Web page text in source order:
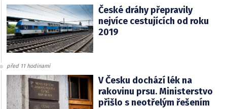
České dráhy přepravily
nejvíce cestujících od roku
2019
před 11 hodinami
V Česku dochází lék na
rakovinu prsu. Ministerstvo
přišlo s neotřelým řešením